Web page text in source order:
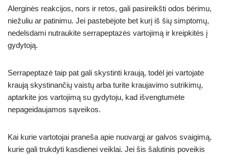
Alerginės reakcijos, nors ir retos, gali pasireikšti odos bėrimu,
niežuliu ar patinimu. Jei pastebėjote bet kurį iš šių simptomų,
nedelsdami nutraukite serrapeptazės vartojimą ir kreipkitės į
gydytoją.
Serrapeptazė taip pat gali skystinti kraują, todėl jei vartojate
kraują skystinančių vaistų arba turite kraujavimo sutrikimų,
aptarkite jos vartojimą su gydytoju, kad išvengtumėte
nepageidaujamos sąveikos.
Kai kurie vartotojai praneša apie nuovargį ar galvos svaigimą,
kurie gali trukdyti kasdienei veiklai. Jei šis šalutinis poveikis